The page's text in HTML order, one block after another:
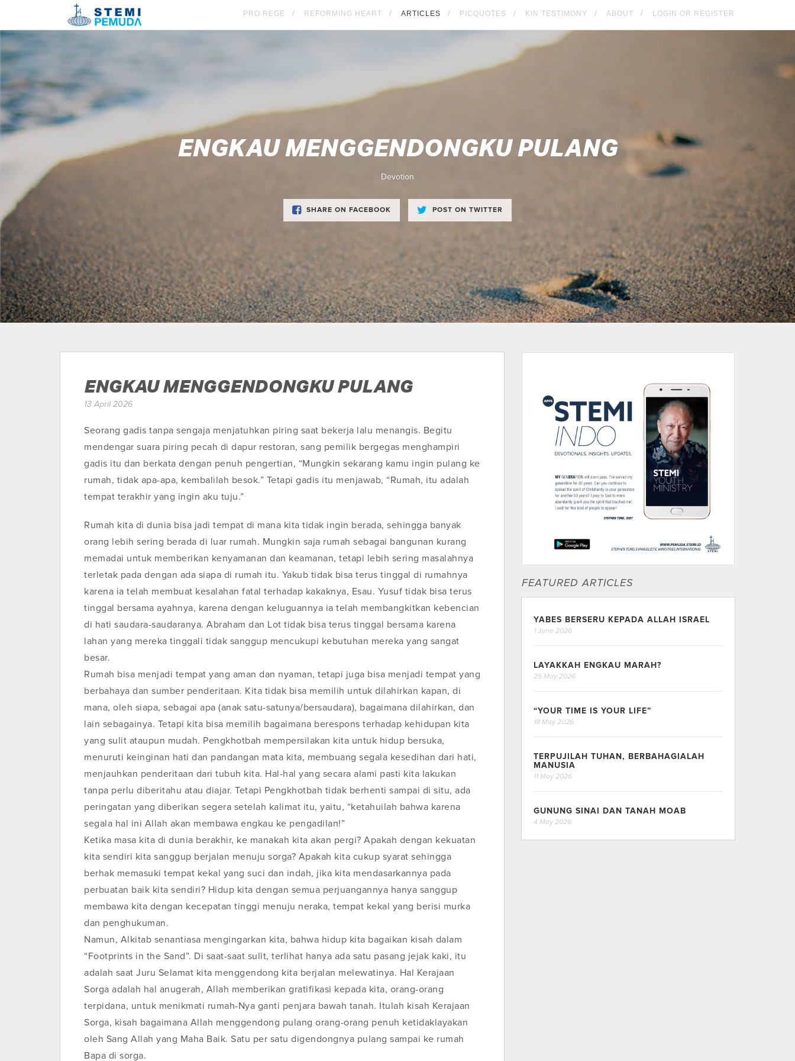
PRO REGE REFORMING HEART ARTICLES PICQUOTES KIN TESTIMONY ABOUT LOGIN OR REGISTER
ENGKAU MENGGENDONGKU PULANG
Devotion
SHARE ON FACEBOOK POST ON TWITTER
ENGKAU MENGGENDONGKU PULANG
13 April 2026
Seorang gadis tanpa sengaja menjatuhkan piring saat bekerja lalu menangis. Begitu
mendengar suara piring pecah di dapur restoran, sang pemilik bergegas menghampiri
gadis itu dan berkata dengan penuh pengertian, “Mungkin sekarang kamu ingin pulang ke
rumah, tidak apa-apa, kembalilah besok.” Tetapi gadis itu menjawab, “Rumah, itu adalah
tempat terakhir yang ingin aku tuju.”
Rumah kita di dunia bisa jadi tempat di mana kita tidak ingin berada, sehingga banyak
orang lebih sering berada di luar rumah. Mungkin saja rumah sebagai bangunan kurang
memadai untuk memberikan kenyamanan dan keamanan, tetapi lebih sering masalahnya
terletak pada dengan ada siapa di rumah itu. Yakub tidak bisa terus tinggal di rumahnya
karena ia telah membuat kesalahan fatal terhadap kakaknya, Esau. Yusuf tidak bisa terus
tinggal bersama ayahnya, karena dengan keluguannya ia telah membangkitkan kebencian
di hati saudara-saudaranya. Abraham dan Lot tidak bisa terus tinggal bersama karena
lahan yang mereka tinggali tidak sanggup mencukupi kebutuhan mereka yang sangat
besar.
Rumah bisa menjadi tempat yang aman dan nyaman, tetapi juga bisa menjadi tempat yang
berbahaya dan sumber penderitaan. Kita tidak bisa memilih untuk dilahirkan kapan, di
mana, oleh siapa, sebagai apa (anak satu-satunya/bersaudara), bagaimana dilahirkan, dan
lain sebagainya. Tetapi kita bisa memilih bagaimana berespons terhadap kehidupan kita
yang sulit ataupun mudah. Pengkhotbah mempersilakan kita untuk hidup bersuka,
menuruti keinginan hati dan pandangan mata kita, membuang segala kesedihan dari hati,
menjauhkan penderitaan dari tubuh kita. Hal-hal yang secara alami pasti kita lakukan
tanpa perlu diberitahu atau diajar. Tetapi Pengkhotbah tidak berhenti sampai di situ, ada
peringatan yang diberikan segera setelah kalimat itu, yaitu, “ketahuilah bahwa karena
segala hal ini Allah akan membawa engkau ke pengadilan!”
Ketika masa kita di dunia berakhir, ke manakah kita akan pergi? Apakah dengan kekuatan
kita sendiri kita sanggup berjalan menuju sorga? Apakah kita cukup syarat sehingga
berhak memasuki tempat kekal yang suci dan indah, jika kita mendasarkannya pada
perbuatan baik kita sendiri? Hidup kita dengan semua perjuangannya hanya sanggup
membawa kita dengan kecepatan tinggi menuju neraka, tempat kekal yang berisi murka
dan penghukuman.
Namun, Alkitab senantiasa mengingarkan kita, bahwa hidup kita bagaikan kisah dalam
“Footprints in the Sand”. Di saat-saat sulit, terlihat hanya ada satu pasang jejak kaki, itu
adalah saat Juru Selamat kita menggendong kita berjalan melewatinya. Hal Kerajaan
Sorga adalah hal anugerah, Allah memberikan gratifikasi kepada kita, orang-orang
terpidana, untuk menikmati rumah-Nya ganti penjara bawah tanah. Itulah kisah Kerajaan
Sorga, kisah bagaimana Allah menggendong pulang orang-orang penuh ketidaklayakan
oleh Sang Allah yang Maha Baik. Satu per satu digendongnya pulang sampai ke rumah
Bapa di sorga.
FEATURED ARTICLES
YABES BERSERU KEPADA ALLAH ISRAEL
1 June 2026
LAYAKKAH ENGKAU MARAH?
25 May 2026
“YOUR TIME IS YOUR LIFE”
18 May 2026
TERPUJILAH TUHAN, BERBAHAGIALAH
MANUSIA
11 May 2026
GUNUNG SINAI DAN TANAH MOAB
4 May 2026